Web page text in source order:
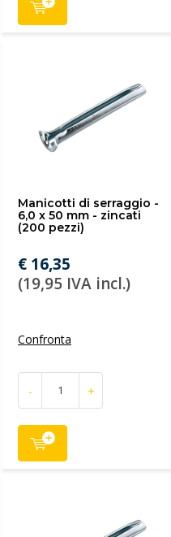
Manicotti di serraggio -
6,0 x 50 mm - zincati
(200 pezzi)
€ 16,35
(19,95 IVA incl.)
Confronta
- +